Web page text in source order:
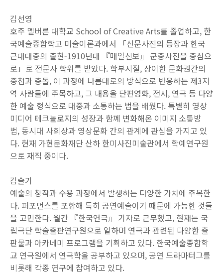
김선영
호주 멜버른 대학교 School of Creative Arts를 졸업하고, 한
국예술종합학교 미술이론과에서
「신문사진의 등장과 한국
근대대중의 출현-1910년대 『매일신보』 군중사진을 중심으
로 」 로 전문사 학위를 받았다. 학부시절, 상이한 문화권간의
중첩과 충돌, 이 과정에 나름대로의 방식으로 반응하는 제3지
역 사람들에 주목하고, 그 내용을 단편영화, 전시, 연극 등 다양
한 예술 형식으로 대중과 소통하는 법을 배웠다. 특별히 영상
미디어 테크놀로지의 성장과 함꼐 변화해온 이미지 소통방
법, 동시대 사회상과 영상문화 간의 관계에 관심을 가지고 있
다. 현재 가현문화재단 산하 한미사진미술관에서 학예연구원
으로 재직 중이다.
김슬기
예술의 창작과 수용 과정에서 발생하는 다양한 가치에 주목한
다. 퍼포먼스를 포함해 특히 공연예술이기 때문에 가능한 것들
을 고민한다. 월간 『한국연극』 기자로 근무했고, 현재는 국
립극단 학술출판연구원으로 일하며 연극과 관련된 다양한 출
판물과 아카네미 프로그램을 기획하고 있다. 한국예술종합학
교 연극원에서 연극학을 공부하고 있으며,공연 드라마터그를
비롯해 각종 연구에 참여하고 있다.